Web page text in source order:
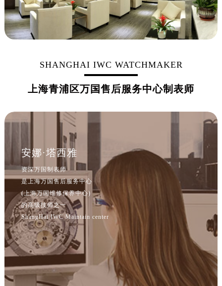
SHANGHAI IWC WATCHMAKER
上海青浦区万国售后服务中心制表师
安娜·塔西雅
资深万国制表师
是上海万国售后服务中心
(上海万国维修保养中心)
的高级技师之一
ShangHai IWC Maintain center